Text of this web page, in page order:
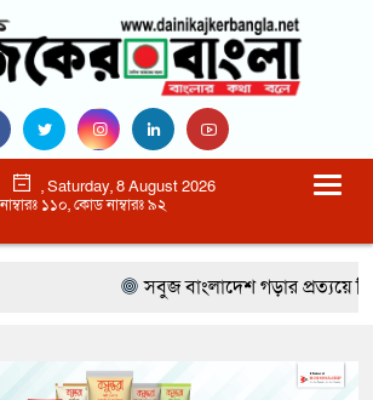
, Saturday, 8 August 2026
১১০, কোড নাম্বারঃ ৯২
সবুজ বাংলাদেশ গড়ার প্রত্যয়ে